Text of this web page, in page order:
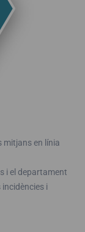
mitjans en línia
i el departament
incidències i